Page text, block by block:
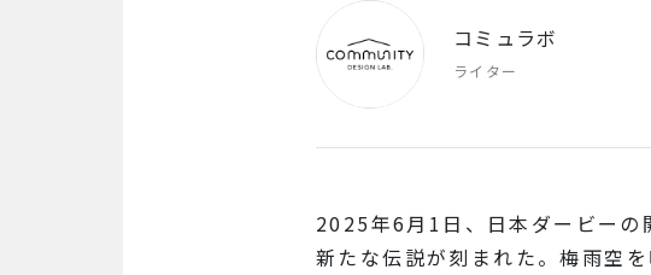
コミュラボ
ライター
2025年6月1日、日本ダービーの
新たな伝説が刻まれた。梅雨空